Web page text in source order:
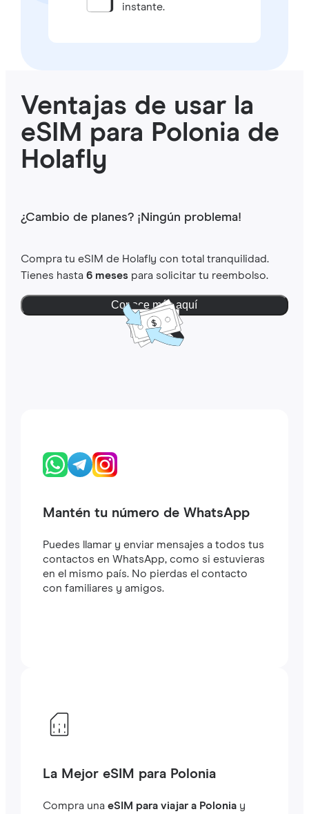
instante.
Ventajas de usar la
eSIM para Polonia de
Holafly
¿Cambio de planes? ¡Ningún problema!
Compra tu eSIM de Holafly con total tranquilidad.
Tienes hasta 6 mesespara solicitar tu reembolso.
Conoce más aquí
Mantén tu número de WhatsApp
Puedes llamar y enviar mensajes a todos tus
contactos en WhatsApp, como si estuvieras
en el mismo país. No pierdas el contacto
con familiares y amigos.
La Mejor eSIM para Polonia
Compra una eSIM para viajar a Poloniay